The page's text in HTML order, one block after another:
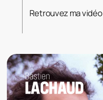
Retrouvez ma vidéo